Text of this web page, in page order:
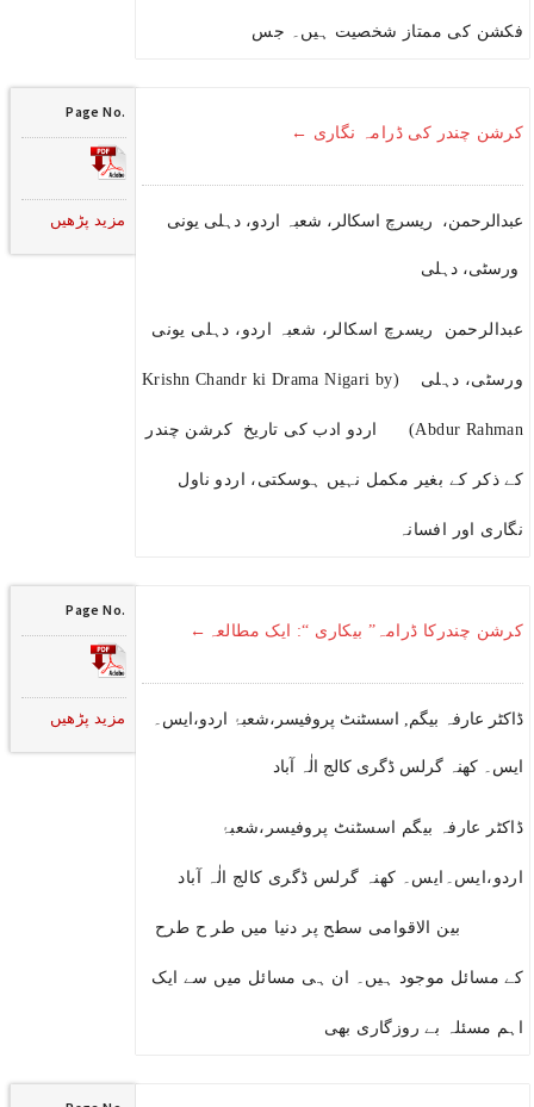
فکشن کی ممتاز شخصیت ہیں۔ جس
کرشن چندر کی ڈرامہ نگاری ←
عبدالرحمن، ریسرچ اسکالر، شعبہ اردو، دہلی یونی
عبدالرحمن ریسرچ اسکالر، شعبہ اردو، دہلی یونی
ورسٹی، دہلی (Krishn Chandr ki Drama Nigari by
Abdur Rahman) اردو ادب کی تاریخ کرشن چندر
کے ذکر کے بغیر مکمل نہیں ہوسکتی، اردو ناول
نگاری اور افسانہ
Page No.
مزید پڑھیں
کرشن چندرکا ڈرامہ” بیکاری “: ایک مطالعہ←
ڈاکٹر عارفہ بیگم, اسسٹنٹ پروفیسر،شعبۂ اردو،ایس۔
ایس۔ کھنہ گرلس ڈگری کالج الٰہ آباد
ڈاکٹر عارفہ بیگم اسسٹنٹ پروفیسر،شعبۂ
اردو،ایس۔ایس۔ کھنہ گرلس ڈگری کالج الٰہ آباد
بین الاقوامی سطح پر دنیا میں طر ح طرح
کے مسائل موجود ہیں۔ ان ہی مسائل میں سے ایک
اہم مسئلہ بے روزگاری بھی
Page No.
مزید پڑھیں